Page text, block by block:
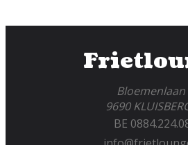
Bloemenlaan
9690
BE